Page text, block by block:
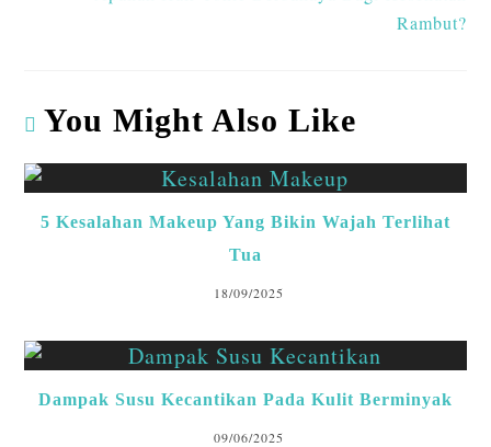
Rambut?
You Might Also Like
5 Kesalahan Makeup Yang Bikin Wajah Terlihat
Tua
18/09/2025
Dampak Susu Kecantikan Pada Kulit Berminyak
09/06/2025